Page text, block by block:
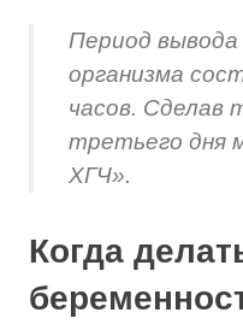
Период
организма
часов. Сделав
третьего дня
ХГЧ».
Когда